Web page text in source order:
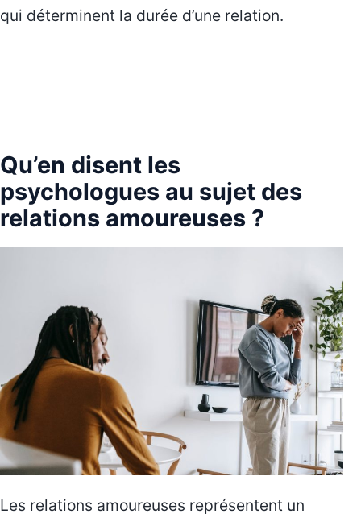
qui déterminent la durée d’une relation.
Qu’en disent les
psychologues au sujet des
relations amoureuses ?
Les relations amoureuses représentent un